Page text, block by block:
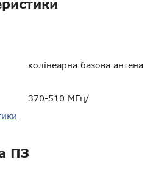
колінеарна базова антена
370-510 МГц/
Vertex VX2100-G6-45,
ПЗ